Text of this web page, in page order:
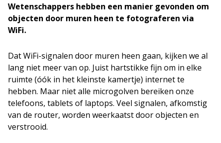
Wetenschappers hebben een manier gevonden om
objecten door muren heen te fotograferen via
WiFi.
Dat WiFi-signalen door muren heen gaan, kijken we al
lang niet meer van op. Juist hartstikke fijn om in elke
ruimte (óók in het kleinste kamertje) internet te
hebben. Maar niet alle microgolven bereiken onze
telefoons, tablets of laptops. Veel signalen, afkomstig
van de router, worden weerkaatst door objecten en
verstrooid.